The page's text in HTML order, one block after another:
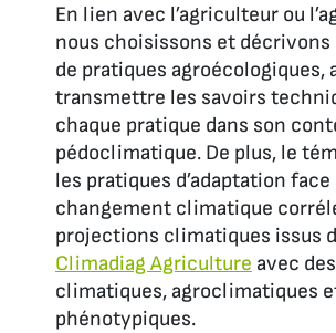
En lien avec l’agriculteur ou
nous choisissons et décrivons
de pratiques agroécologiques,
transmettre les savoirs
chaque pratique dans son
pédoclimatique. De plus, le
les pratiques d’adaptation face
changement climatique
projections climatiques issus
Climadiag Agriculture avec
climatiques, agroclimatiques
phénotypiques.